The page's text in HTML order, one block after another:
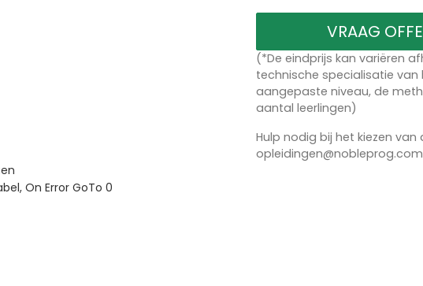
On Error GoTo 0
VRAAG
(*De eindprijs kan variëren
technische specialisatie van
aangepaste niveau, de
aantal leerlingen)
Hulp nodig bij het kiezen van
opleidingen@nobleprog.com